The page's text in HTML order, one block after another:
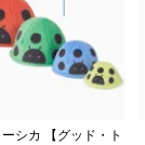
シカ 【グッド・ト